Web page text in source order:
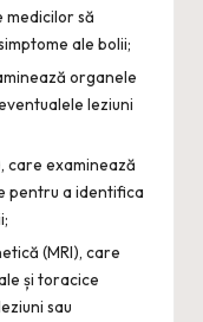
medicilor să
ale bolii;
organele
leziuni
care examinează
pentru a identifica
(MRI), care
și toracice
sau